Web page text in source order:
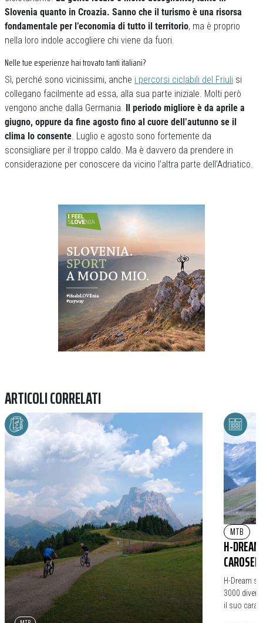
Slovenia quanto in Croazia. Sanno che il turismo è una risorsa
fondamentale per l’economia di tutto il territorio, ma è proprio
nella loro indole accogliere chi viene da fuori.
Nelle tue esperienze hai trovato tanti italiani?
Sì, perché sono vicinissimi, anche i percorsi ciclabili del Friuli si
collegano facilmente ad essa, alla sua parte iniziale. Molti però
vengono anche dalla Germania.
Il periodo migliore è da aprile a
giugno, oppure da fine agosto fino al cuore dell’autunno se il
clima lo consente. Luglio e agosto sono fortemente da
sconsigliare per il troppo caldo. Ma è davvero da prendere in
considerazione per conoscere da vicino l’altra parte dell’Adriatico.
Previous
ARTICOLI CORRELATI
MTB
H-
H-Dream
3000
il suo